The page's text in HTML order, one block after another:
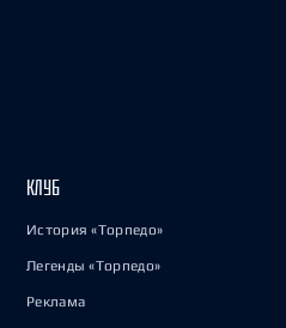
КЛУБ
История «Торпедо»
Легенды «Торпедо»
Реклама